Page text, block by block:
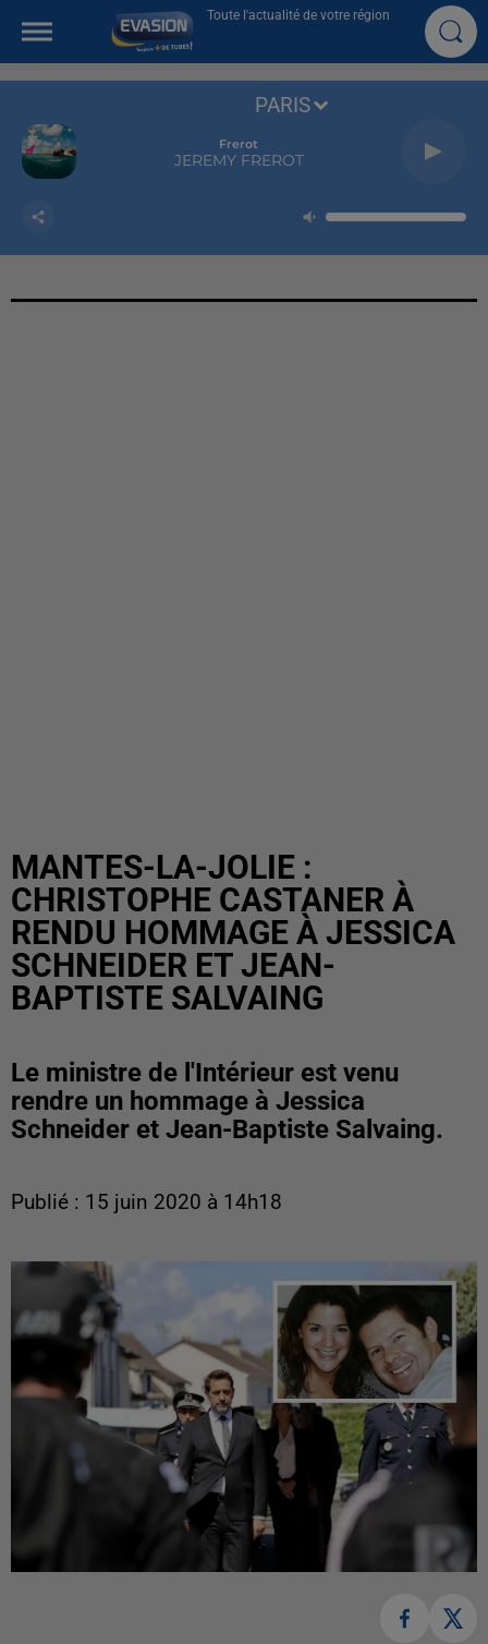
Toute l'actualité de votre région
Frerot
JEREMY FREROT
PARIS
MANTES-LA-JOLIE :
CHRISTOPHE CASTANER À
RENDU HOMMAGE À JESSICA
SCHNEIDER ET JEAN-
BAPTISTE SALVAING
Le ministre de l'Intérieur est venu
rendre un hommage à Jessica
Schneider et Jean-Baptiste Salvaing.
Publié : 15 juin 2020 à 14h18